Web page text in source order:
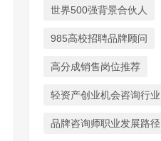
世界500强背景合伙人
985高校招聘品牌顾问
高分成销售岗位推荐
轻资产创业机会咨询行业
品牌咨询师职业发展路径